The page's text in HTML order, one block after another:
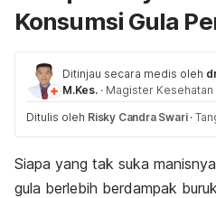
Konsumsi Gula
Ditinjau secara medis oleh
M.Kes. · Magister Kesehatan
Ditulis oleh Risky Candra Swari ·
Siapa yang tak suka
gula berlebih berdampak